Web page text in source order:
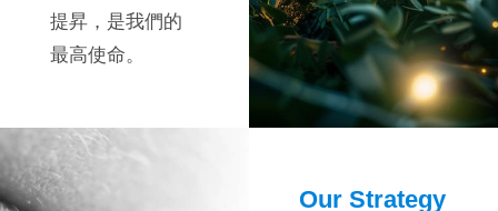
提昇，是我們的
最高使命。
Our Strategy